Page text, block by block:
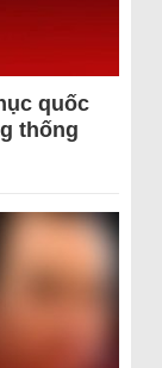
quốc
thống